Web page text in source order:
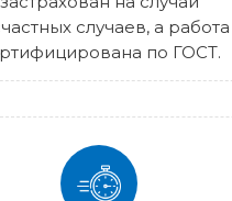
случаев, а работа
по ГОСТ.